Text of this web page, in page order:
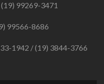
(19) 99269-3471
99566-8686
1942 /(19) 3844-3766